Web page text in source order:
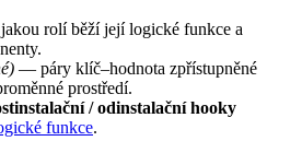
rolí běží její logické funkce a
— páry klíč–hodnota zpřístupněné
prostředí.
/ odinstalační hooky
funkce.